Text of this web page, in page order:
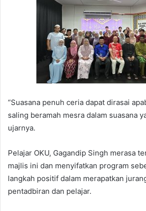
“Suasana penuh ceria dapat dirasai
saling beramah mesra dalam suasana
ujarnya.
Pelajar OKU, Gagandip Singh merasa
majlis ini dan menyifatkan program
langkah positif dalam merapatkan
pentadbiran dan pelajar.